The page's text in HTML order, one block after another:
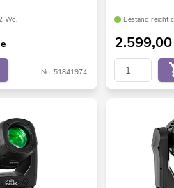
Wo.
No. 51841974
Bestand reicht